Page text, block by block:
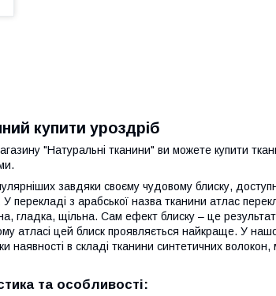
купити уроздріб
"Натуральні тканини" ви можете купити
завдяки своєму чудовому блиску,
перекладі з арабської назва тканини атлас
гладка, щільна. Сам ефект блиску – це
атласі цей блиск проявляється найкраще. У
наявності в складі тканини синтетичних
та особливості: